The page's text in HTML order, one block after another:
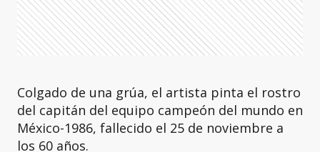
Colgado de una grúa, el artista pinta el rostro
del capitán del equipo campeón del mundo en
México-1986, fallecido el 25 de noviembre a
los 60 años.